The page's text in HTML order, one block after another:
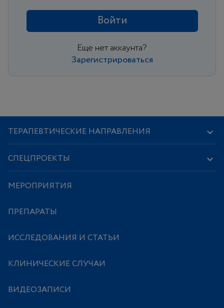
Войти
Еще нет аккаунта?
Зарегистрироваться
ТЕРАПЕВТИЧЕСКИЕ НАПРАВЛЕНИЯ
СПЕЦПРОЕКТЫ
МЕРОПРИЯТИЯ
ПРЕПАРАТЫ
ИССЛЕДОВАНИЯ И СТАТЬИ
КЛИНИЧЕСКИЕ СЛУЧАИ
ВИДЕОЗАПИСИ